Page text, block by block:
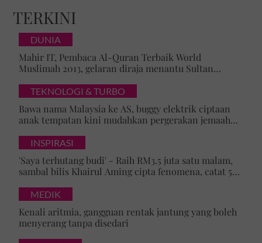
TERKINI
DUNIA
Mahir IT, Pembaca Al-Quran Terbaik World
Muslimah 2013, gelaran diraja menantu Sultan
merta
TEKNOLOGI & TURBO
Bawa nama Malaysia ke AS, buggy elektrik ciptaan
anak tempatan kini mudahkan pergerakan jemaah
INSPIRASI
'Saya terhutang budi' - Raih RM3.5 juta satu malam,
sambal bilis Khairul Aming cipta fenomena, catat 5
MEDIK
Kenali aritmia, gangguan rentak jantung yang boleh
menyerang tanpa disedari